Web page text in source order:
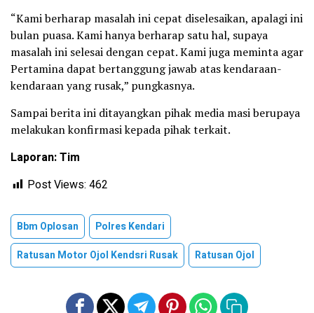
“Kami berharap masalah ini cepat diselesaikan, apalagi ini
bulan puasa. Kami hanya berharap satu hal, supaya
masalah ini selesai dengan cepat. Kami juga meminta agar
Pertamina dapat bertanggung jawab atas kendaraan-
kendaraan yang rusak,” pungkasnya.
Sampai berita ini ditayangkan pihak media masi berupaya
melakukan konfirmasi kepada pihak terkait.
Laporan: Tim
Post Views: 462
Bbm Oplosan
Polres Kendari
Ratusan Motor Ojol Kendsri Rusak
Ratusan Ojol